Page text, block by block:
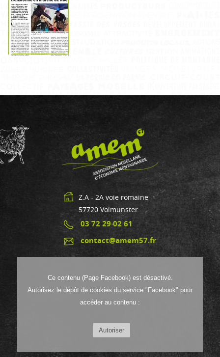
Z.A - 2A voie romaine
57720 Volmunster
03 72 29 02 61
contact@amem57.fr
Ce contenu (Page Facebook) est désactivé.
Autorisez le dépôt de cookies du service "Facebook" pour
accéder au contenu :
Autoriser